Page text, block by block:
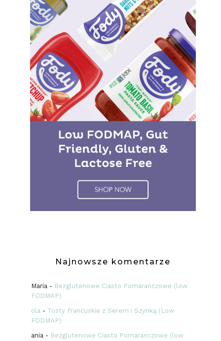
Najnowsze komentarze
Maria- Bezglutenowe Ciasto Pomarańczowe (low
FODMAP)
ola- Tosty Francuskie z Serem i Szynką (Low
FODMAP)
ania- Bezglutenowe Ciasto Pomarańczowe (low